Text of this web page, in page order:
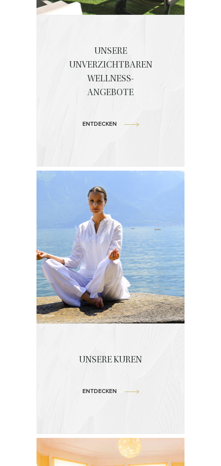
UNSERE
UNVERZICHTBAREN
WELLNESS-
ANGEBOTE
ENTDECKEN
UNSERE KUREN
ENTDECKEN